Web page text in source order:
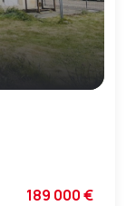
189 000 €